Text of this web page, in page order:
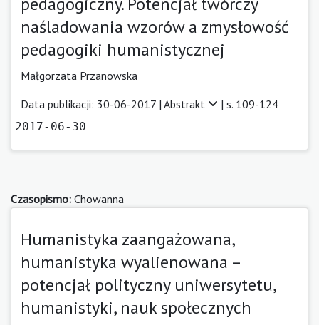
naśladowania wzorów a zmysłowość
pedagogiki humanistycznej
Małgorzata Przanowska
Data publikacji: 30-06-2017 | Abstrakt | s. 109-124
2017-06-30
Czasopismo: Chowanna
Humanistyka zaangażowana,
humanistyka wyalienowana –
potencjał polityczny uniwersytetu,
humanistyki, nauk społecznych